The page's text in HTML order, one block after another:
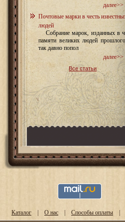
далее>>
Почтовые марки в честь
людей
Собрание марок, изданных в
памяти великих людей
так давно попол
далее>>
Все статьи
Каталог | О нас | Способы оплаты |